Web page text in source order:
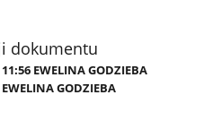
dokumentu
EWELINA GODZIEBA
EWELINA GODZIEBA